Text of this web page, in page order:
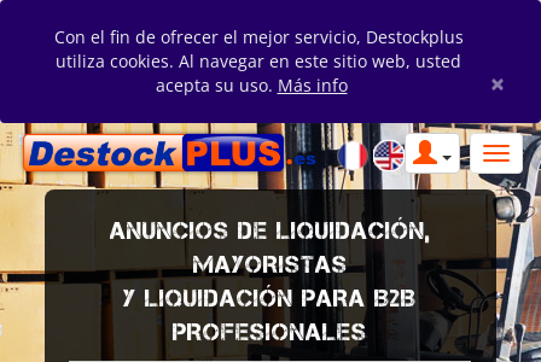
Con el fin de ofrecer el mejor servicio, Destockplus
utiliza cookies. Al navegar en este sitio web, usted
acepta su uso. Más info ×
ANUNCIOS DE LIQUIDACIÓN,
MAYORISTAS
Y LIQUIDACIÓN PARA B2B
PROFESIONALES